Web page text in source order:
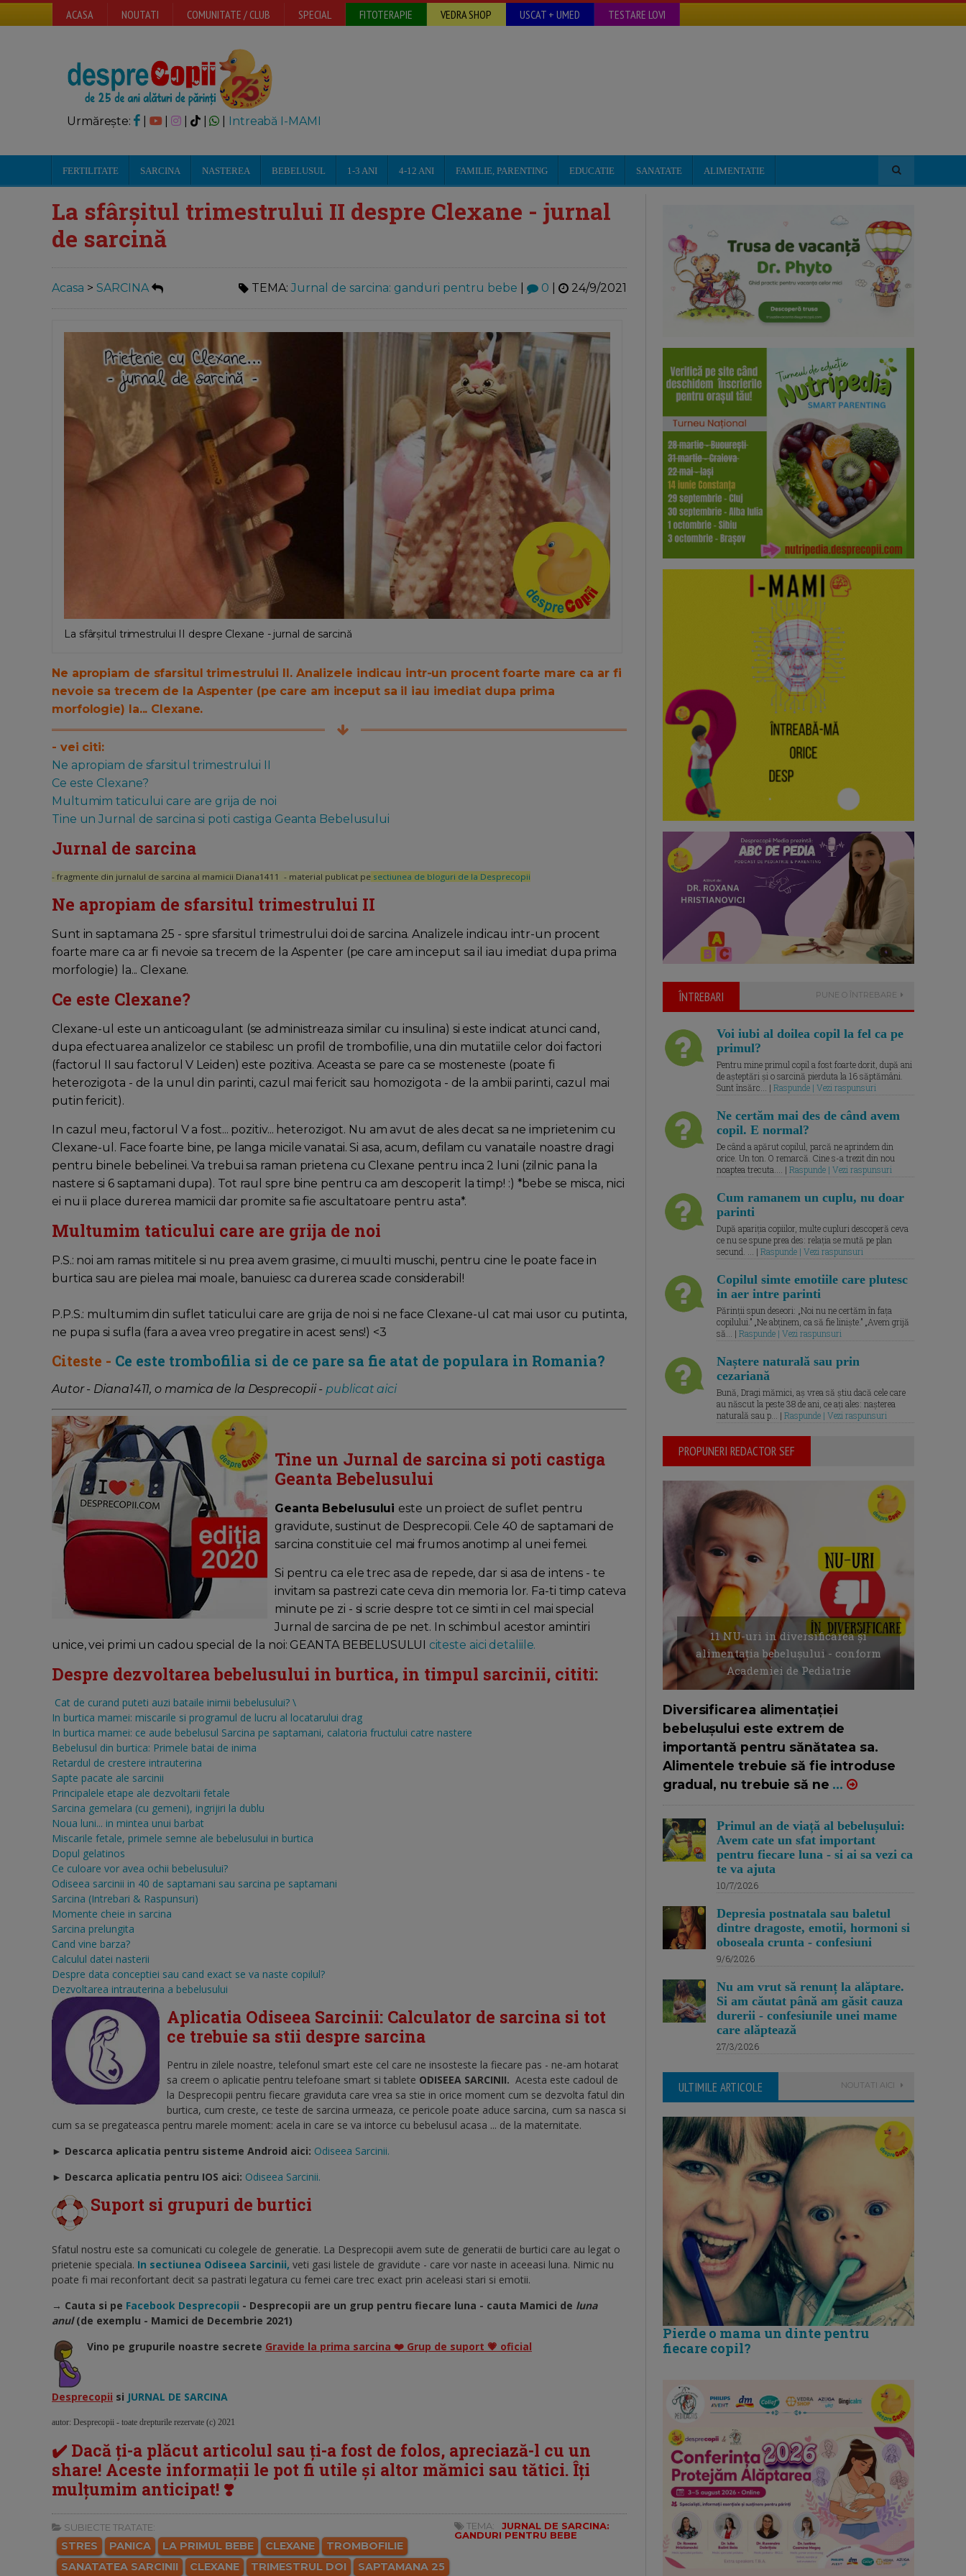
ACASA NOUTATI COMUNITATE / CLUB SPECIAL FITOTERAPIE VEDRA SHOP USCAT + UMED TESTARE LOVI
Urmărește: | | Intreabă I-MAMI
FERTILITATE SARCINA NASTEREA BEBELUSUL 1-3 ANI 4-12 ANI FAMILIE, PARENTING EDUCATIE SANATATE ALIMENTATIE
La sfârșitul trimestrului II despre Clexane - jurnal
de sarcină
Acasa > SARCINA TEMA: Jurnal de sarcina: ganduri pentru bebe 0 24/9/2021
La sfârșitul trimestrului II despre Clexane - jurnal de sarcină
Ne apropiam de sfarsitul trimestrului II. Analizele indicau intr-un procent foarte mare ca ar fi
nevoie sa trecem de la Aspenter (pe care am inceput sa il iau imediat dupa prima
morfologie) la... Clexane.
- vei citi:
Ne apropiam de sfarsitul trimestrului II
Ce este Clexane?
Multumim taticului care are grija de noi
Tine un Jurnal de sarcina si poti castiga Geanta Bebelusului
Jurnal de sarcina
- fragmente din jurnalul de sarcina al mamicii Diana1411 - material publicat pe sectiunea de bloguri de la Desprecopii
Ne apropiam de sfarsitul trimestrului II
Sunt in saptamana 25 - spre sfarsitul trimestrului doi de sarcina. Analizele indicau intr-un procent
foarte mare ca ar fi nevoie sa trecem de la Aspenter (pe care am inceput sa il iau imediat dupa prima
morfologie) la... Clexane.
Ce este Clexane?
Clexane-ul este un anticoagulant (se administreaza similar cu insulina) si este indicat atunci cand,
dupa efectuarea analizelor ce stabilesc un profil de trombofilie, una din mutatiile celor doi factori
(factorul II sau factorul V Leiden) este pozitiva. Aceasta se pare ca se mosteneste (poate fi
heterozigota - de la unul din parinti, cazul mai fericit sau homozigota - de la ambii parinti, cazul mai
putin fericit).
In cazul meu, factorul V a fost... pozitiv... heterozigot. Nu am avut de ales decat sa ne imprietenim cu
Clexane-ul. Face foarte bine, pe langa micile vanatai. Si asa, acum, defilam cu vanataile noastre dragi
pentru binele bebelinei. Va trebui sa raman prietena cu Clexane pentru inca 2 luni (zilnic pana la
nastere si 6 saptamani dupa). Tot raul spre bine pentru ca am descoperit la timp! :) *bebe se misca, nici
ei nu ii place durerea mamicii dar promite sa fie ascultatoare pentru asta*.
Multumim taticului care are grija de noi
P.S.: noi am ramas mititele si nu prea avem grasime, ci muulti muschi, pentru cine le poate face in
burtica sau are pielea mai moale, banuiesc ca durerea scade considerabil!
P.P.S.: multumim din suflet taticului care are grija de noi si ne face Clexane-ul cat mai usor cu putinta,
ne pupa si sufla (fara a avea vreo pregatire in acest sens!) <3
Citeste - Ce este trombofilia si de ce pare sa fie atat de populara in Romania?
Autor - Diana1411, o mamica de la Desprecopii -publicat aici
Tine un Jurnal de sarcina si poti castiga
Geanta Bebelusului
Geanta Bebelusului este un proiect de suflet pentru
gravidute, sustinut de Desprecopii. Cele 40 de saptamani de
sarcina constituie cel mai frumos anotimp al unei femei.
Si pentru ca ele trec asa de repede, dar si asa de intens - te
invitam sa pastrezi cate ceva din memoria lor. Fa-ti timp cateva
minute pe zi - si scrie despre tot ce simti in cel mai special
Jurnal de sarcina de pe net. In schimbul acestor amintiri
unice, vei primi un cadou special de la noi: GEANTA BEBELUSULUI citeste aici detaliile.
Despre dezvoltarea bebelusului in burtica, in timpul sarcinii, cititi:
Cat de curand puteti auzi bataile inimii bebelusului? \
In burtica mamei: miscarile si programul de lucru al locatarului drag
In burtica mamei: ce aude bebelusul Sarcina pe saptamani, calatoria fructului catre nastere
Bebelusul din burtica: Primele batai de inima
Retardul de crestere intrauterina
Sapte pacate ale sarcinii
Principalele etape ale dezvoltarii fetale
Sarcina gemelara (cu gemeni), ingrijiri la dublu
Noua luni... in mintea unui barbat
Miscarile fetale, primele semne ale bebelusului in burtica
Dopul gelatinos
Ce culoare vor avea ochii bebelusului?
Odiseea sarcinii in 40 de saptamani sau sarcina pe saptamani
Sarcina (Intrebari & Raspunsuri)
Momente cheie in sarcina
Sarcina prelungita
Cand vine barza?
Calculul datei nasterii
Despre data conceptiei sau cand exact se va naste copilul?
Dezvoltarea intrauterina a bebelusului
Aplicatia Odiseea Sarcinii: Calculator de sarcina si tot
ce trebuie sa stii despre sarcina
Pentru in zilele noastre, telefonul smart este cel care ne insosteste la fiecare pas - ne-am hotarat
sa creem o aplicatie pentru telefoane smart si tablete ODISEEA SARCINII. Acesta este cadoul de
la Desprecopii pentru fiecare graviduta care vrea sa stie in orice moment cum se dezvolta fatul din
burtica, cum creste, ce teste de sarcina urmeaza, ce pericole poate aduce sarcina, cum sa nasca si
cum sa se pregateasca pentru marele moment: acela in care se va intorce cu bebelusul acasa ... de la maternitate.
► Descarca aplicatia pentru sisteme Android aici: Odiseea Sarcinii.
► Descarca aplicatia pentru IOS aici: Odiseea Sarcinii.
Suport si grupuri de burtici
Sfatul nostru este sa comunicati cu colegele de generatie. La Desprecopii avem sute de generatii de burtici care au legat o
prietenie speciala. In sectiunea Odiseea Sarcinii, veti gasi listele de gravidute - care vor naste in aceeasi luna. Nimic nu
poate fi mai reconfortant decit sa pastrati legatura cu femei care trec exact prin aceleasi stari si emotii.
→ Cauta si pe Facebook Desprecopii - Desprecopii are un grup pentru fiecare luna - cauta Mamici de luna
anul (de exemplu - Mamici de Decembrie 2021)
Vino pe grupurile noastre secrete Gravide la prima sarcina ❤️ Grup de suport 💗 oficial
Desprecopii si JURNAL DE SARCINA
autor: Desprecopii - toate drepturile rezervate (c) 2021
✔️ Dacă ți-a plăcut articolul sau ți-a fost de folos, apreciază-l cu un
share! Aceste informații le pot fi utile și altor mămici sau tătici. Îți
mulțumim anticipat! ❣️
SUBIECTE TRATATE:
STRES PANICA LA PRIMUL BEBE CLEXANE
TROMBOFILIE
SANATATEA SARCINII
CLEXANE TRIMESTRUL DOI SAPTAMANA 25
TEMA:
JURNAL DE SARCINA:
GANDURI PENTRU BEBE
ÎNTREBARI PUNE O ÎNTREBARE
Voi iubi al doilea copil la fel ca pe
primul?
Pentru mine primul copil a fost foarte dorit, după ani
de așteptări și o sarcină pierduta la 16 săptămâni.
Sunt însărc... | Raspunde | Vezi raspunsuri
Ne certăm mai des de când avem
copil. E normal?
De când a apărut copilul, parcă ne aprindem din
orice. Un ton. O remarcă. Cine s-a trezit din nou
noaptea trecuta.... | Raspunde | Vezi raspunsuri
Cum ramanem un cuplu, nu doar
parinti
După apariția copiilor, multe cupluri descoperă ceva
ce nu se spune prea des: relația se mută pe plan
secund. ... | Raspunde | Vezi raspunsuri
Copilul simte emotiile care plutesc
in aer intre parinti
Părinții spun deseori: „Noi nu ne certăm în fața
copilului.” „Ne abținem, ca să fie liniște.” „Avem grijă
să... | Raspunde | Vezi raspunsuri
Naștere naturală sau prin
cezariană
Bună, Dragi mămici, aș vrea să știu dacă cele care
au născut la peste 38 de ani, ce ați ales: nașterea
naturală sau p... | Raspunde | Vezi raspunsuri
PROPUNERI REDACTOR SEF
11 NU-uri in diversificarea și
alimentația bebelușului - conform
Academiei de Pediatrie
Diversificarea alimentației
bebelușului este extrem de
importantă pentru sănătatea sa.
Alimentele trebuie să fie introduse
gradual, nu trebuie să ne ...
Primul an de viață al bebelușului:
Avem cate un sfat important
pentru fiecare luna - si ai sa vezi ca
te va ajuta
10/7/2026
Depresia postnatala sau baletul
dintre dragoste, emotii, hormoni si
oboseala crunta - confesiuni
9/6/2026
Nu am vrut să renunț la alăptare.
Si am căutat până am găsit cauza
durerii - confesiunile unei mame
care alăptează
27/3/2026
ULTIMILE ARTICOLE NOUTATI AICI
Pierde o mama un dinte pentru
fiecare copil?